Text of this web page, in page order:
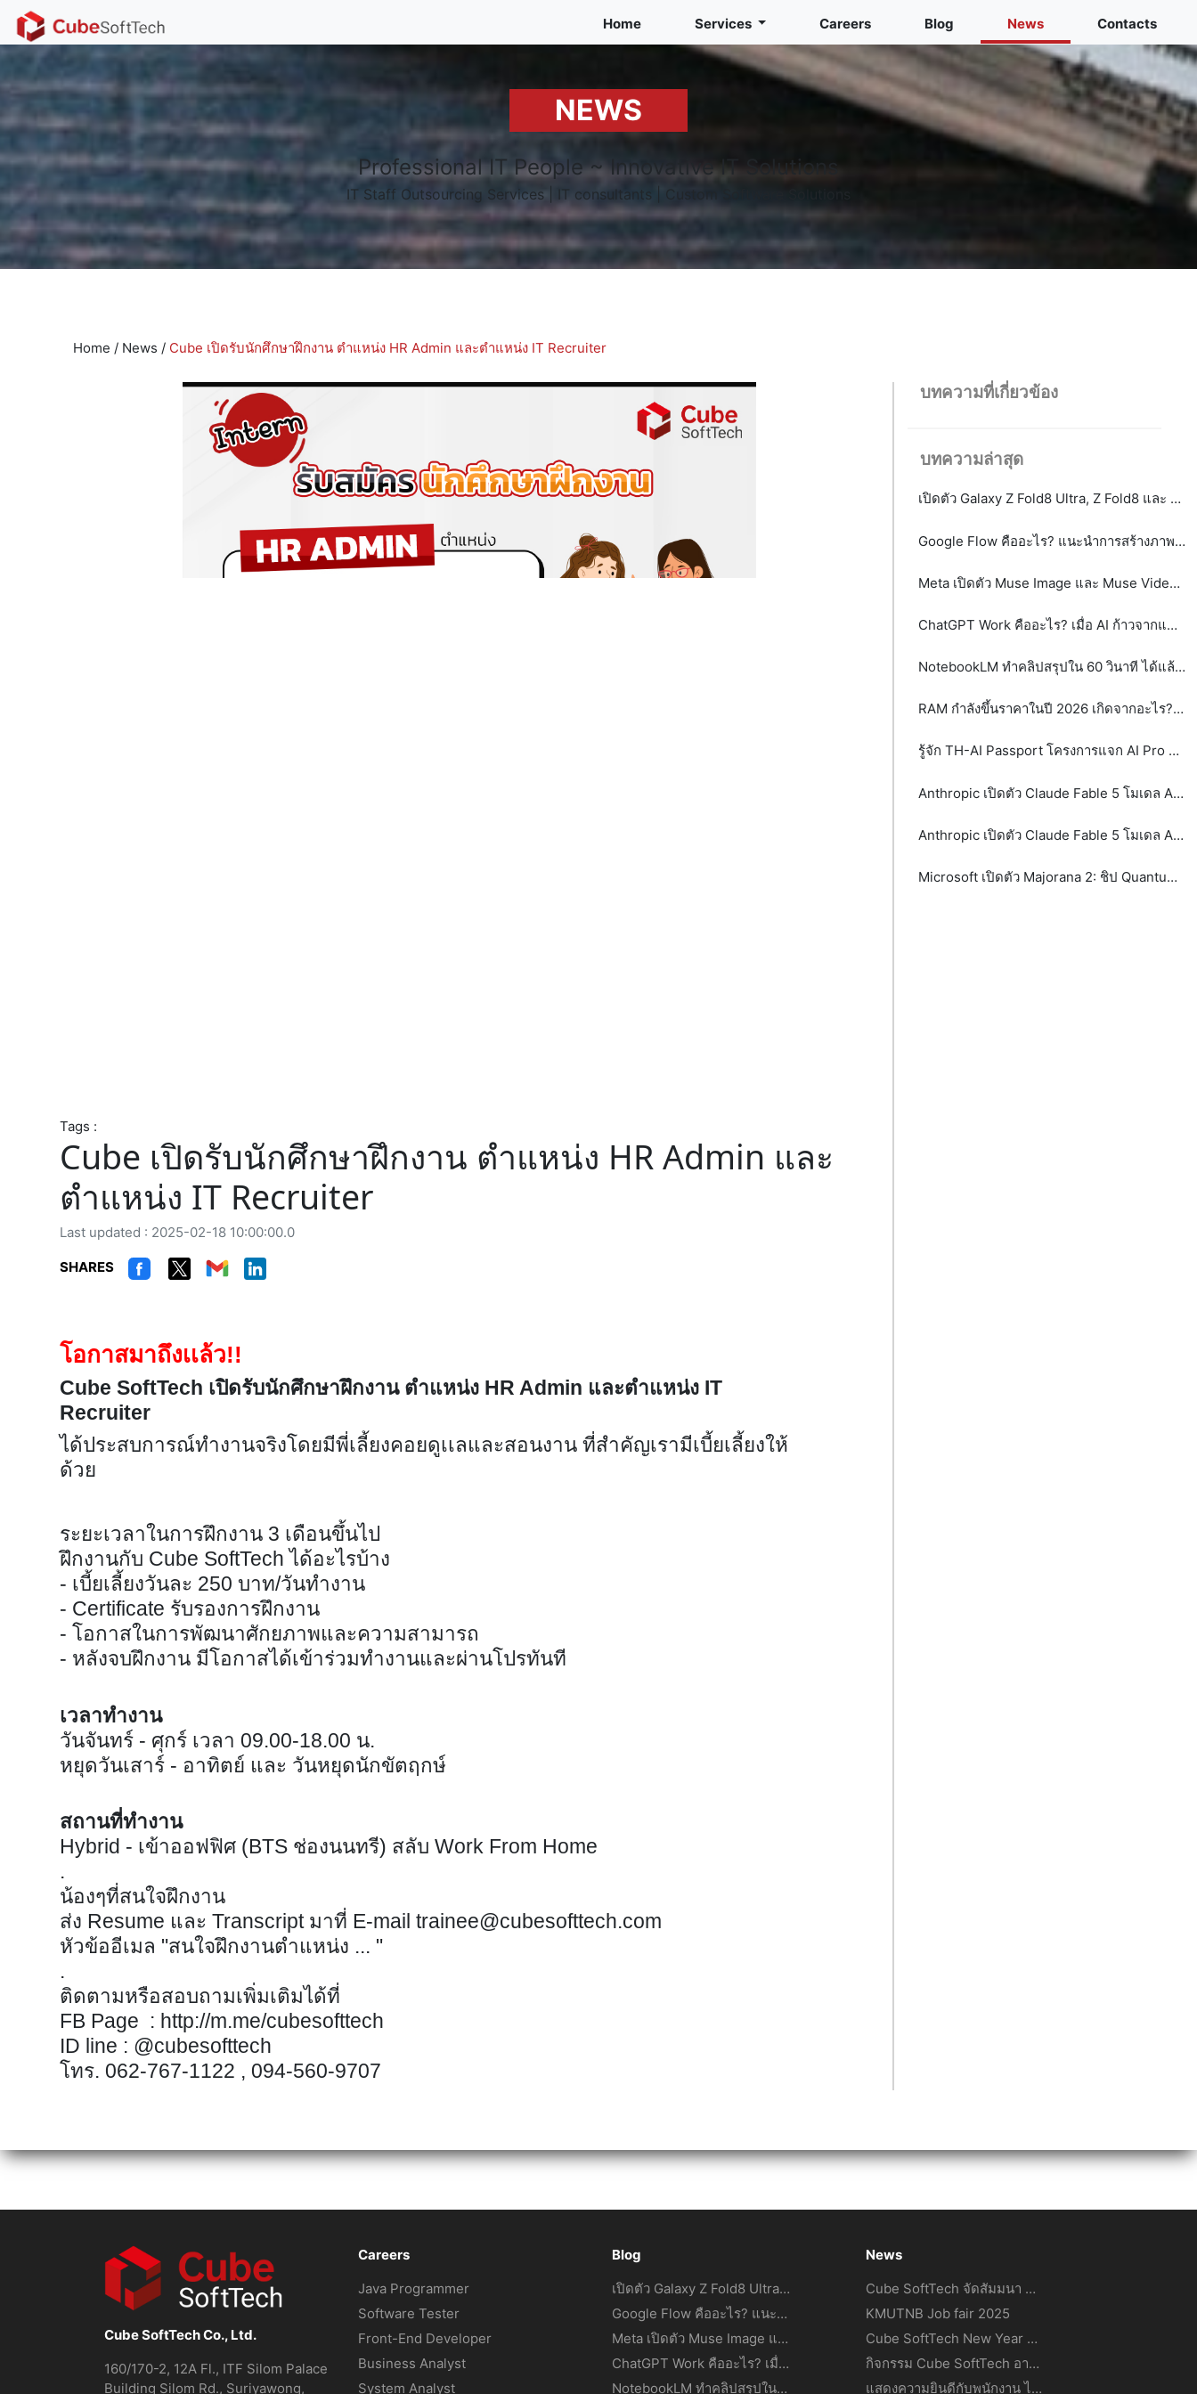
Home Services Careers Blog News Contacts
NEWS
Professional IT People ~ Innovative IT Solutions
IT Staff Outsourcing Services | IT consultants | Custom Software Solutions
Home / News / Cube เปิดรับนักศึกษาฝึกงาน ตำแหน่ง HR Admin และตำแหน่ง IT Recruiter
Tags :
Cube เปิดรับนักศึกษาฝึกงาน ตำแหน่ง HR Admin และ
ตำแหน่ง IT Recruiter
Last updated : 2025-02-18 10:00:00.0
SHARES
โอกาสมาถึงเเล้ว!!
Cube SoftTech เปิดรับนักศึกษาฝึกงาน ตำแหน่ง HR Admin และตำแหน่ง IT
Recruiter
ได้ประสบการณ์ทำงานจริงโดยมีพี่เลี้ยงคอยดูเเลและสอนงาน ที่สำคัญเรามีเบี้ยเลี้ยงให้
ด้วย
ระยะเวลาในการฝึกงาน 3 เดือนขึ้นไป
ฝึกงานกับ Cube SoftTech ได้อะไรบ้าง
- เบี้ยเลี้ยงวันละ 250 บาท/วันทำงาน
- Certificate รับรองการฝึกงาน
- โอกาสในการพัฒนาศักยภาพและความสามารถ
- หลังจบฝึกงาน มีโอกาสได้เข้าร่วมทำงานและผ่านโปรทันที
เวลาทำงาน
วันจันทร์ - ศุกร์ เวลา 09.00-18.00 น.
หยุดวันเสาร์ - อาทิตย์ และ วันหยุดนักขัตฤกษ์
สถานที่ทำงาน
Hybrid - เข้าออฟฟิศ (BTS ช่องนนทรี) สลับ Work From Home
.
น้องๆที่สนใจฝึกงาน
ส่ง Resume และ Transcript มาที่ E-mailtrainee@cubesofttech.com
หัวข้ออีเมล "สนใจฝึกงานตำแหน่ง ... "
.
ติดตามหรือสอบถามเพิ่มเติมได้ที่
FB Page : http://m.me/cubesofttech
ID line : @cubesofttech
โทร. 062-767-1122 , 094-560-9707
บทความที่เกี่ยวข้อง
บทความล่าสุด
เปิดตัว Galaxy Z Fold8 Ultra, Z Fold8 และ Z Flip8: เมื่อสมาร์ตโฟนจอพับไม่ได้มีคำตอบเพียงรูปแบบเดียว
Google Flow คืออะไร? แนะนำการสร้างภาพและวิดีโอ AI ระดับมืออาชีพได้จากข้อความ
Meta เปิดตัว Muse Image และ Muse Video พลิกโฉม AI สร้างภาพและวิดีโอด้วย Agentic AI
ChatGPT Work คืออะไร? เมื่อ AI ก้าวจากแชตบอตสู่เพื่อนร่วมงาน
NotebookLM ทำคลิปสรุปใน 60 วินาที ได้แล้ว! รู้จัก Video Overviews ฟีเจอร์ใหม่จาก Google
RAM กำลังขึ้นราคาในปี 2026 เกิดจากอะไร? และจะส่งผลกระทบต่อผู้บริโภคและธุรกิจอย่างไร
รู้จัก TH-AI Passport โครงการแจก AI Pro ฟรี 5 ล้านสิทธิ์ จุดเปลี่ยนหรือกระแส?
Anthropic เปิดตัว Claude Fable 5 โมเดล AI ระดับ Mythos-class
Anthropic เปิดตัว Claude Fable 5 โมเดล AI ระดับ Mythos-class
Microsoft เปิดตัว Majorana 2: ชิป Quantum รุ่นใหม่ที่อาจพา Quantum Computing เข้าใกล้ความจริงมากขึ้น
Cube SoftTech Co., Ltd.
160/170-2, 12A Fl., ITF Silom Palace
Building Silom Rd., Suriyawong,
Careers
Java Programmer
Software Tester
Front-End Developer
Business Analyst
System Analyst
Blog
เปิดตัว Galaxy Z Fold8 Ultra, Z Fold8 และ Z Flip8: เมื่อสมาร์ตโฟนจอพับไม่ได้มีคำตอบเพียงรูปแบบเดียว
Google Flow คืออะไร? แนะนำการสร้างภาพและวิดีโอ AI ระดับมืออาชีพได้จากข้อความ
Meta เปิดตัว Muse Image และ Muse Video พลิกโฉม AI สร้างภาพและวิดีโอด้วย Agentic AI
ChatGPT Work คืออะไร? เมื่อ AI ก้าวจากแชตบอตสู่เพื่อนร่วมงาน
NotebookLM ทำคลิปสรุปใน 60 วินาที ได้แล้ว! รู้จัก Video Overviews ฟีเจอร์ใหม่จาก Google
News
Cube SoftTech จัดสัมมนา Generative AI for Executive & Professional เสริมทักษะทีม IT สู่การทำงานร่วมกับ AI อย่างมีประสิทธิภาพ
KMUTNB Job fair 2025
Cube SoftTech New Year Party 2025
กิจกรรม Cube SoftTech อาสาร่วมแรงแต้มสี
แสดงความยินดีกับพนักงาน ได้ร่วมงานกับ Cube SoftTech ครบ 5 ปี